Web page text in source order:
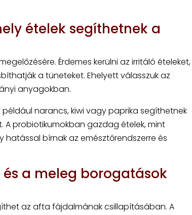
ételek segíthetnek a
Érdemes kerülni az irritáló ételeket,
a tüneteket. Ehelyett válasszuk az
anyagokban.
narancs, kiwi vagy paprika segíthetnek
A probiotikumokban gazdag ételek, mint
bírnak az emésztőrendszerre és
a meleg borogatások
az afta fájdalmának csillapításában. A